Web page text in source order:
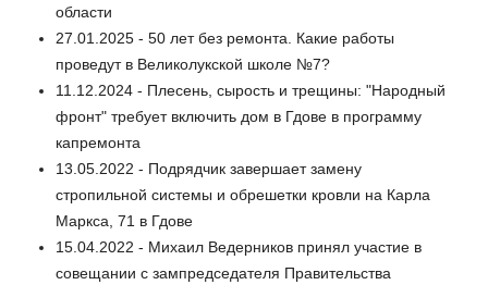
области
27.01.2025 - 50 лет без ремонта. Какие работы
проведут в Великолукской школе №7?
11.12.2024 - Плесень, сырость и трещины: "Народный
фронт" требует включить дом в Гдове в программу
капремонта
13.05.2022 - Подрядчик завершает замену
стропильной системы и обрешетки кровли на Карла
Маркса, 71 в Гдове
15.04.2022 - Михаил Ведерников принял участие в
совещании с зампредседателя Правительства